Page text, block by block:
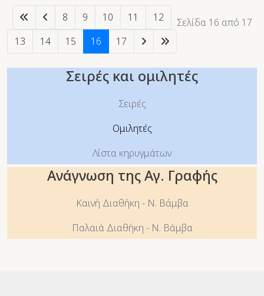
Σελίδα 16 από 17
8 9 10 11
12
13
14 15 16 17
Σειρές και ομιλητές
Σειρές
Ομιλητές
Λίστα κηρυγμάτων
Ανάγνωση της Αγ. Γραφής
Καινή Διαθήκη - Ν. Βάμβα
Παλαιά Διαθήκη - Ν. Βάμβα